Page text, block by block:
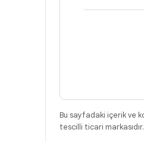
Bu sayfadaki içerik ve
tescilli ticari markasıdır.